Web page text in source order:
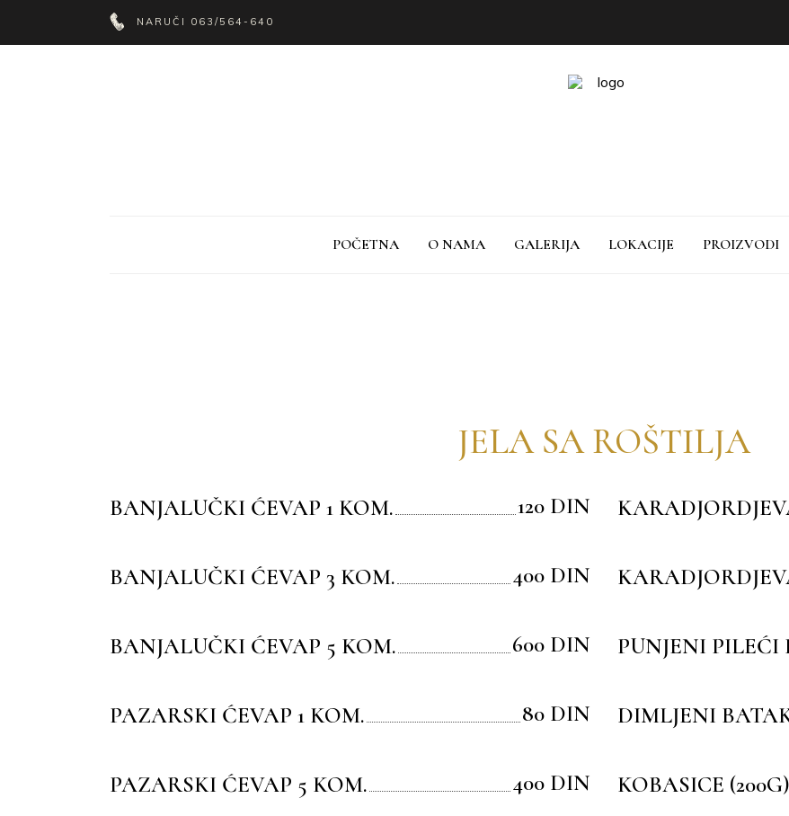
NARUČI 063/564-640
POČETNA O NAMA GALERIJA LOKACIJE PROIZVODI
JELA SA ROŠTILJA
BANJALUČKI ĆEVAP 1 KOM. 120 DIN
BANJALUČKI ĆEVAP 3 KOM. 400 DIN
BANJALUČKI ĆEVAP 5 KOM. 600 DIN
PAZARSKI ĆEVAP 1 KOM. 80 DIN
PAZARSKI ĆEVAP 5 KOM. 400 DIN
PUNJENI PILEĆI
DIMLJENI
KOBASICE (200G)